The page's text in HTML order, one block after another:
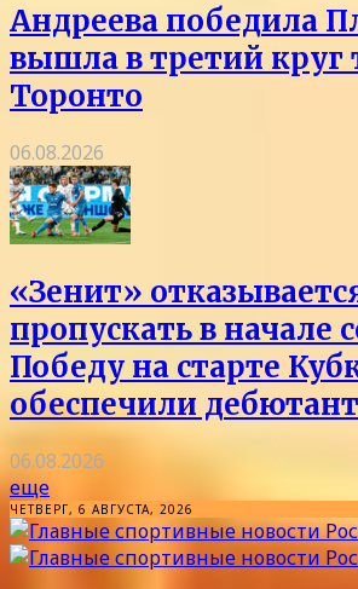
Андреева победила
вышла в третий круг
Торонто
06.08.2026
«Зенит»
пропускать в начале
Победу на старте
обеспечили
06.08.2026
еще
ЧЕТВЕРГ, 6 АВГУСТА, 2026